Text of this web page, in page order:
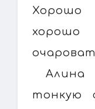
Алина
тонкую